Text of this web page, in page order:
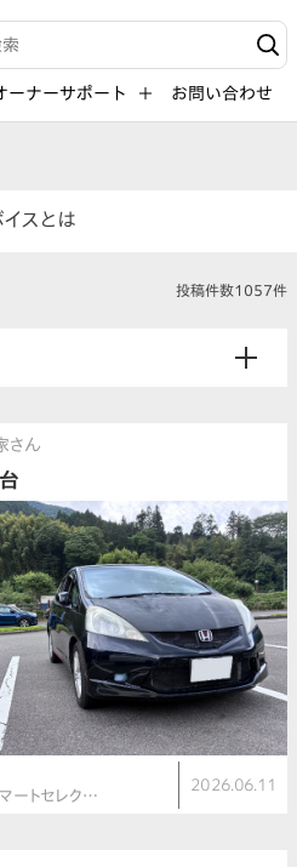
キーワード入力
ーナーサポート お問い合わせ
スとは
投稿件数1057件
さん
ートセレク…
2026.06.11